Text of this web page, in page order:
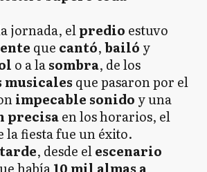
jornada, elpredio estuvo
que cantó,bailó y
o a lasombra, de los
musicales que pasaron por el
impecable sonido y una
precisaen los horarios, el
la fiesta fue un éxito.
tarde, desde elescenario
había10 mil almas a